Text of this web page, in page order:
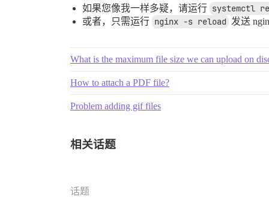
如果您像我一样多疑，请运行 systemctl
或者，只需运行 nginx -s reload 发送
What is the maximum file size we can upload on
How to attach a PDF file?
Problem adding gif files
相关话题
话题